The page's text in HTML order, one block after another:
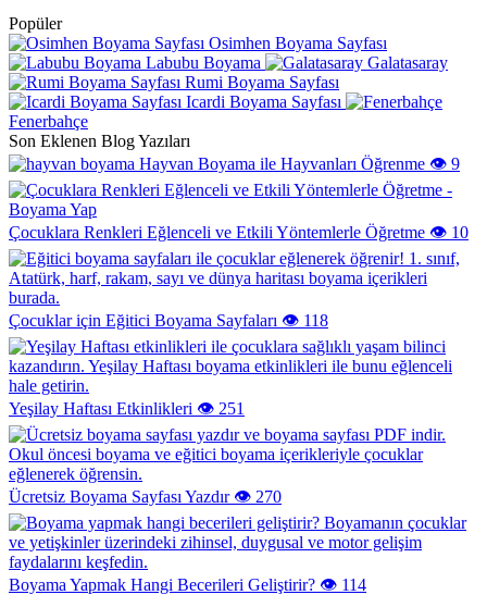
Popüler
Osimhen Boyama Sayfası
Labubu Boyama
Galatasaray
Rumi Boyama Sayfası
Icardi Boyama Sayfası
Fenerbahçe
Son Eklenen Blog Yazıları
Hayvan Boyama ile Hayvanları Öğrenme 👁️ 9
Çocuklara Renkleri Eğlenceli ve Etkili Yöntemlerle Öğretme 👁️ 10
Çocuklar için Eğitici Boyama Sayfaları 👁️ 118
Yeşilay Haftası Etkinlikleri 👁️ 251
Ücretsiz Boyama Sayfası Yazdır 👁️ 270
Boyama Yapmak Hangi Becerileri Geliştirir? 👁️ 114